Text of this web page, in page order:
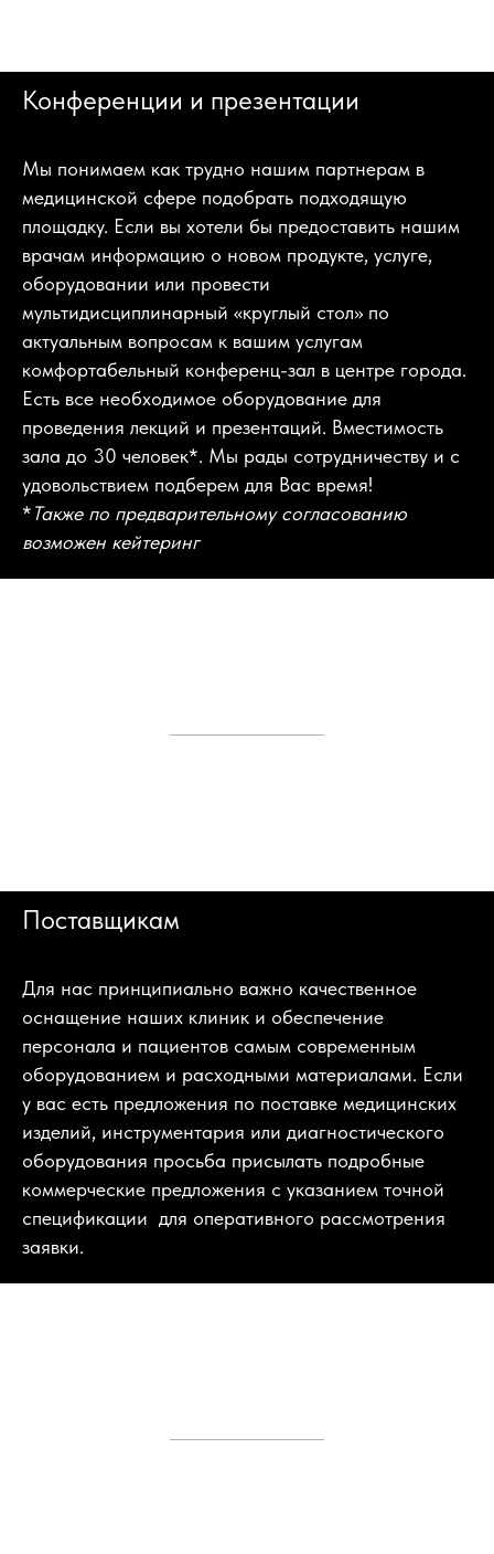
Конференции и презентации
Мы понимаем как трудно нашим партнерам в
медицинской сфере подобрать подходящую
площадку. Если вы хотели бы предоставить нашим
врачам информацию о новом продукте, услуге,
оборудовании или провести
мультидисциплинарный «круглый стол» по
актуальным вопросам к вашим услугам
комфортабельный конференц-зал в центре города.
Есть все необходимое оборудование для
проведения лекций и презентаций. Вместимость
зала до 30 человек*. Мы рады сотрудничеству и с
удовольствием подберем для Вас время!
*Также по предварительному согласованию
возможен кейтеринг
Поставщикам
Для нас принципиально важно качественное
оснащение наших клиник и обеспечение
персонала и пациентов самым современным
оборудованием и расходными материалами. Если
у вас есть предложения по поставке медицинских
изделий, инструментария или диагностического
оборудования просьба присылать подробные
коммерческие предложения с указанием точной
спецификации для оперативного рассмотрения
заявки.